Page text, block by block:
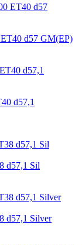
d57 GM(EP)
d57,1
d57,1 Sil
d57,1 Silver